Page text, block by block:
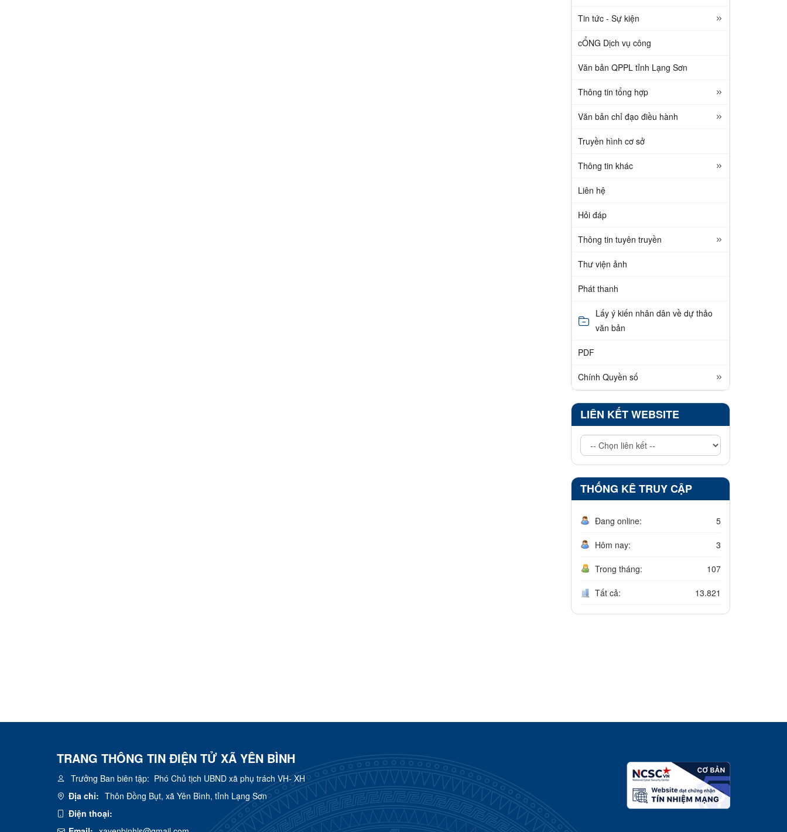
Tin tức - Sự kiện
cỔNG Dịch vụ công
Văn bản QPPL tỉnh Lạng Sơn
Thông tin tổng hợp
Văn bản chỉ đạo điều hành
Truyền hình cơ sở
Thông tin khác
Liên hệ
Hỏi đáp
Thông tin tuyên truyền
Thư viện ảnh
Phát thanh
Lấy ý kiến nhân dân về dự thảo
văn bản
PDF
Chính Quyền số
LIÊN KẾT WEBSITE
THỐNG KÊ TRUY CẬP
Đang online: 5
Hôm nay: 3
Trong tháng: 107
Tất cả: 13.821
TRANG THÔNG TIN ĐIỆN TỬ XÃ YÊN BÌNH
Trưởng Ban biên tập: Phó Chủ tịch UBND xã phụ trách VH- XH
Địa chỉ: Thôn Đồng Bụt, xã Yên Bình, tỉnh Lạng Sơn
Điện thoại: